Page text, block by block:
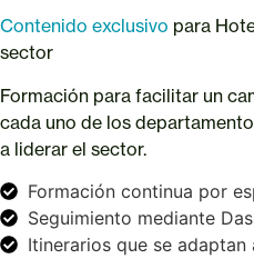
Contenido exclusivo para
sector
Formación para facilitar un
cada uno de los
a liderar el sector.
Formación continua por
Seguimiento mediante
Itinerarios que se